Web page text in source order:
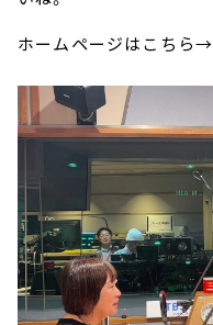
ホームページはこちら→